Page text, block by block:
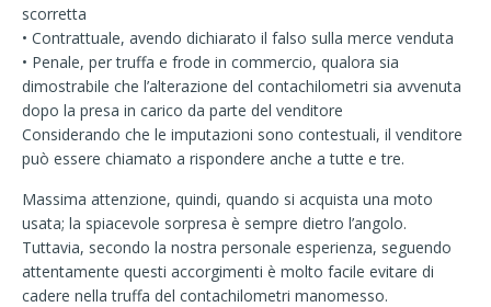
scorretta
• Contrattuale, avendo dichiarato il falso sulla merce venduta
• Penale, per truffa e frode in commercio, qualora sia
dimostrabile che l’alterazione del contachilometri sia avvenuta
dopo la presa in carico da parte del venditore
Considerando che le imputazioni sono contestuali, il venditore
può essere chiamato a rispondere anche a tutte e tre.
Massima attenzione, quindi, quando si acquista una moto
usata; la spiacevole sorpresa è sempre dietro l’angolo.
Tuttavia, secondo la nostra personale esperienza, seguendo
attentamente questi accorgimenti è molto facile evitare di
cadere nella truffa del contachilometri manomesso.